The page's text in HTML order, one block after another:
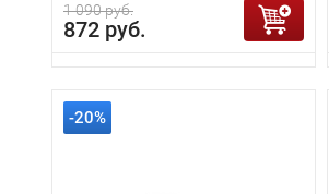
1 090 руб.
872 руб.
-20%